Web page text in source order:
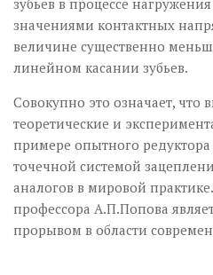
зубьев в процессе нагружения
значениями контактных
величине существенно
линейном касании зубьев.
Совокупно это означает, что
теоретические и
примере опытного редуктора
точечной системой
аналогов в мировой
профессора А.П.Попова
прорывом в области